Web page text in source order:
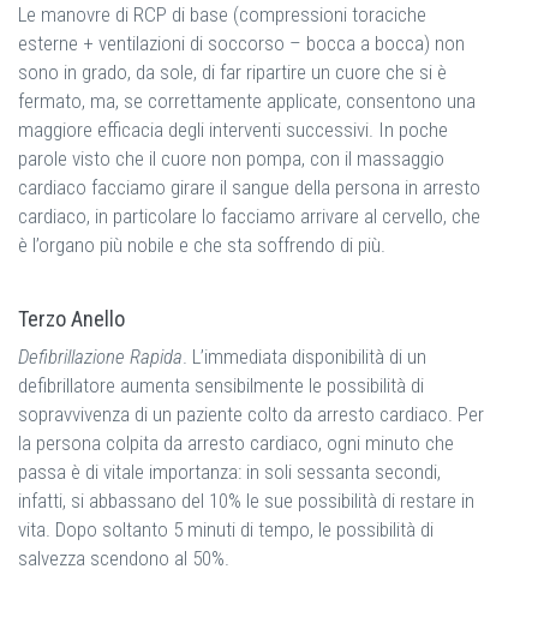
Le manovre di RCP di base (compressioni toraciche
esterne + ventilazioni di soccorso – bocca a bocca) non
sono in grado, da sole, di far ripartire un cuore che si è
fermato, ma, se correttamente applicate, consentono una
maggiore efficacia degli interventi successivi. In poche
parole visto che il cuore non pompa, con il massaggio
cardiaco facciamo girare il sangue della persona in arresto
cardiaco, in particolare lo facciamo arrivare al cervello, che
è l’organo più nobile e che sta soffrendo di più.
Terzo Anello
Defibrillazione Rapida . L’immediata disponibilità di un
defibrillatore aumenta sensibilmente le possibilità di
sopravvivenza di un paziente colto da arresto cardiaco. Per
la persona colpita da arresto cardiaco, ogni minuto che
passa è di vitale importanza: in soli sessanta secondi,
infatti, si abbassano del 10% le sue possibilità di restare in
vita. Dopo soltanto 5 minuti di tempo, le possibilità di
salvezza scendono al 50%.